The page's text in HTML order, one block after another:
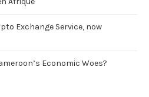
Exchange Service, now
Economic Woes?